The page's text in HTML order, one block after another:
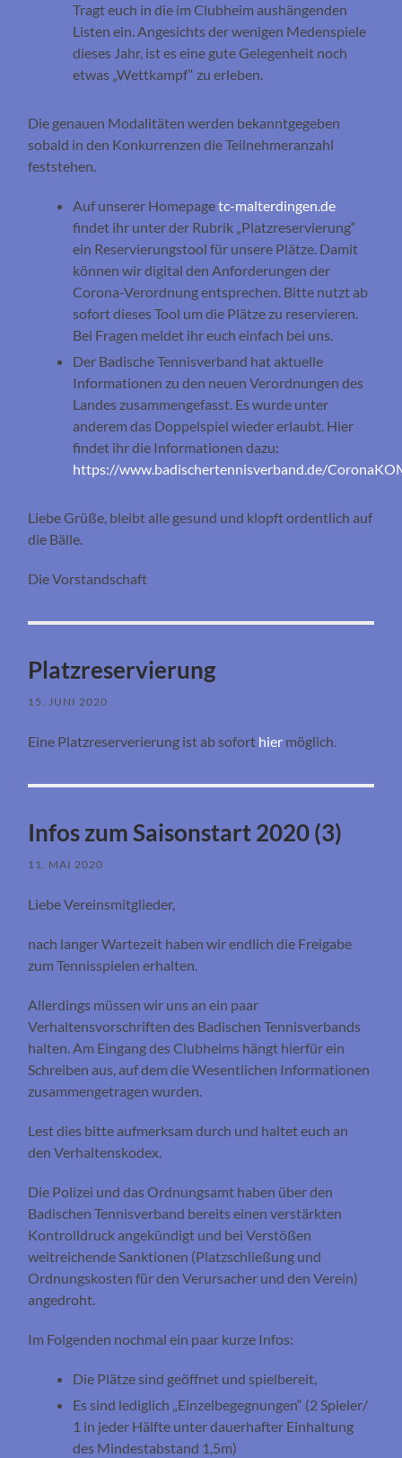
Tragt euch in die im Clubheim aushängenden
Listen ein. Angesichts der wenigen Medenspiele
dieses Jahr, ist es eine gute Gelegenheit noch
etwas „Wettkampf“ zu erleben.
Die genauen Modalitäten werden bekanntgegeben
sobald in den Konkurrenzen die Teilnehmeranzahl
feststehen.
Auf unserer Homepagetc-malterdingen.de
findet ihr unter der Rubrik „Platzreservierung“
ein Reservierungstool für unsere Plätze. Damit
können wir digital den Anforderungen der
Corona-Verordnung entsprechen. Bitte nutzt ab
sofort dieses Tool um die Plätze zu reservieren.
Bei Fragen meldet ihr euch einfach bei uns.
Der Badische Tennisverband hat aktuelle
Informationen zu den neuen Verordnungen des
Landes zusammengefasst. Es wurde unter
anderem das Doppelspiel wieder erlaubt. Hier
findet ihr die Informationen dazu:
https://www.badischertennisverband.de/
Liebe Grüße, bleibt alle gesund und klopft ordentlich auf
die Bälle.
Die Vorstandschaft
Platzreservierung
15. JUNI 2020
Eine Platzreserverierung ist ab sofort hier möglich.
Infos zum Saisonstart 2020 (3)
11. MAI 2020
Liebe Vereinsmitglieder,
nach langer Wartezeit haben wir endlich die Freigabe
zum Tennisspielen erhalten.
Allerdings müssen wir uns an ein paar
Verhaltensvorschriften des Badischen Tennisverbands
halten. Am Eingang des Clubheims hängt hierfür ein
Schreiben aus, auf dem die Wesentlichen Informationen
zusammengetragen wurden.
Lest dies bitte aufmerksam durch und haltet euch an
den Verhaltenskodex.
Die Polizei und das Ordnungsamt haben über den
Badischen Tennisverband bereits einen verstärkten
Kontrolldruck angekündigt und bei Verstößen
weitreichende Sanktionen (Platzschließung und
Ordnungskosten für den Verursacher und den Verein)
angedroht.
Im Folgenden nochmal ein paar kurze Infos:
Die Plätze sind geöffnet und spielbereit,
Es sind lediglich „Einzelbegegnungen“ (2 Spieler/
1 in jeder Hälfte unter dauerhafter Einhaltung
des Mindestabstand 1,5m)